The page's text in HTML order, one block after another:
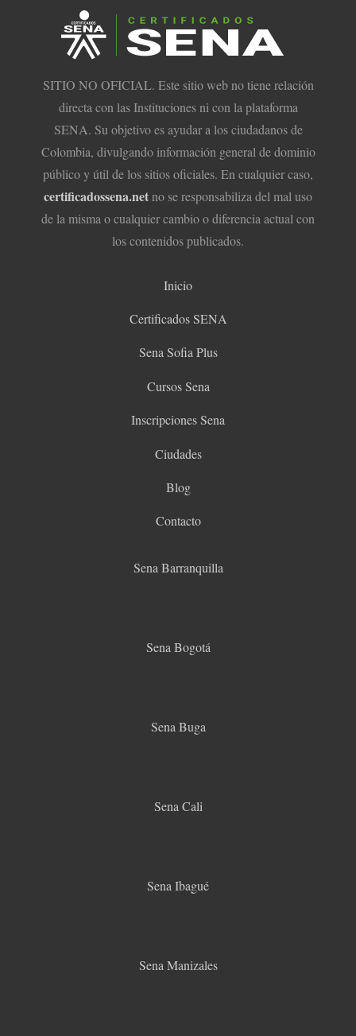
SITIO NO OFICIAL. Este sitio web no tiene relación
directa con las Instituciones ni con la plataforma
SENA. Su objetivo es ayudar a los ciudadanos de
Colombia, divulgando información general de dominio
público y útil de los sitios oficiales. En cualquier caso,
certificadossena.netno se responsabiliza del mal uso
de la misma o cualquier cambio o diferencia actual con
los contenidos publicados.
Inicio
Certificados SENA
Sena Sofia Plus
Cursos Sena
Inscripciones Sena
Ciudades
Blog
Contacto
Sena Barranquilla
Sena Bogotá
Sena Buga
Sena Cali
Sena Ibagué
Sena Manizales